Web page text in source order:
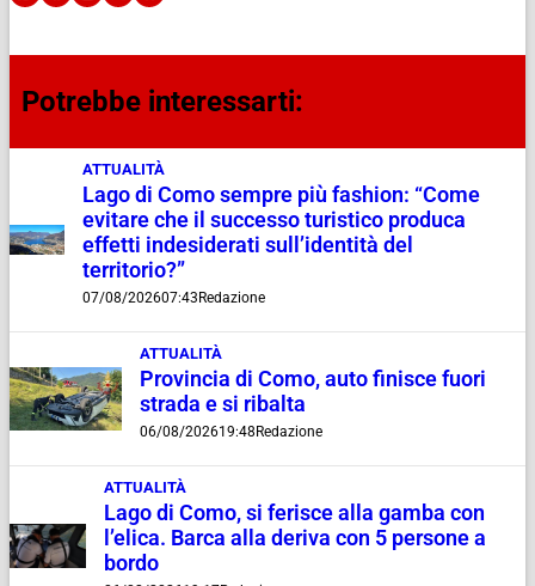
Potrebbe interessarti:
ATTUALITÀ
Lago di Como sempre più fashion: “Come
evitare che il successo turistico produca
effetti indesiderati sull’identità del
territorio?”
07/08/202607:43 Redazione
ATTUALITÀ
Provincia di Como, auto finisce fuori
strada e si ribalta
06/08/202619:48 Redazione
ATTUALITÀ
Lago di Como, si ferisce alla gamba con
l’elica. Barca alla deriva con 5 persone a
bordo